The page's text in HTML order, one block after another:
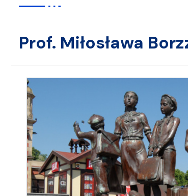
prof. Miłosława